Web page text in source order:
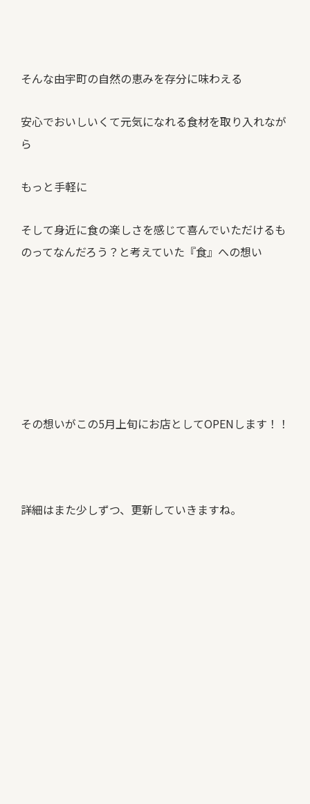
そんな由宇町の自然の恵みを存分に味わえる
安心でおいしいくて元気になれる食材を取り入れなが
ら
もっと手軽に
そして身近に食の楽しさを感じて喜んでいただけるも
のってなんだろう？と考えていた『食』への想い
その想いがこの5月上旬にお店としてOPENします！！
詳細はまた少しずつ、更新していきますね。